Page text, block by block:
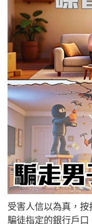
受害人信以為真，
騙徒指定的銀行戶